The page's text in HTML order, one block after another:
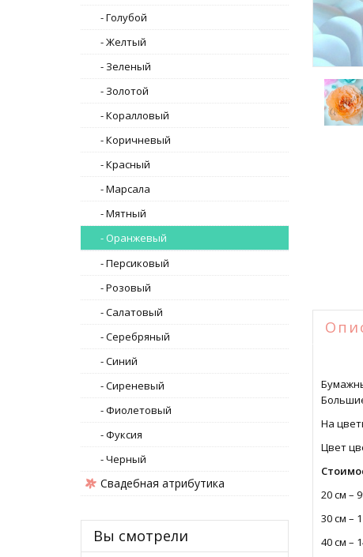
- Голубой
- Желтый
- Зеленый
- Золотой
- Коралловый
- Коричневый
- Красный
- Марсала
- Мятный
- Оранжевый
- Персиковый
- Розовый
- Салатовый
- Серебряный
- Синий
- Сиреневый
- Фиолетовый
- Фуксия
- Черный
Свадебная атрибутика
Вы смотрели
На
Цвет
20 см –
30 см –
40 см –